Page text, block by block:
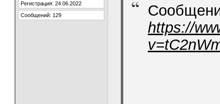
Регистрация: 24.06.2022
Сообщений: 129
https://